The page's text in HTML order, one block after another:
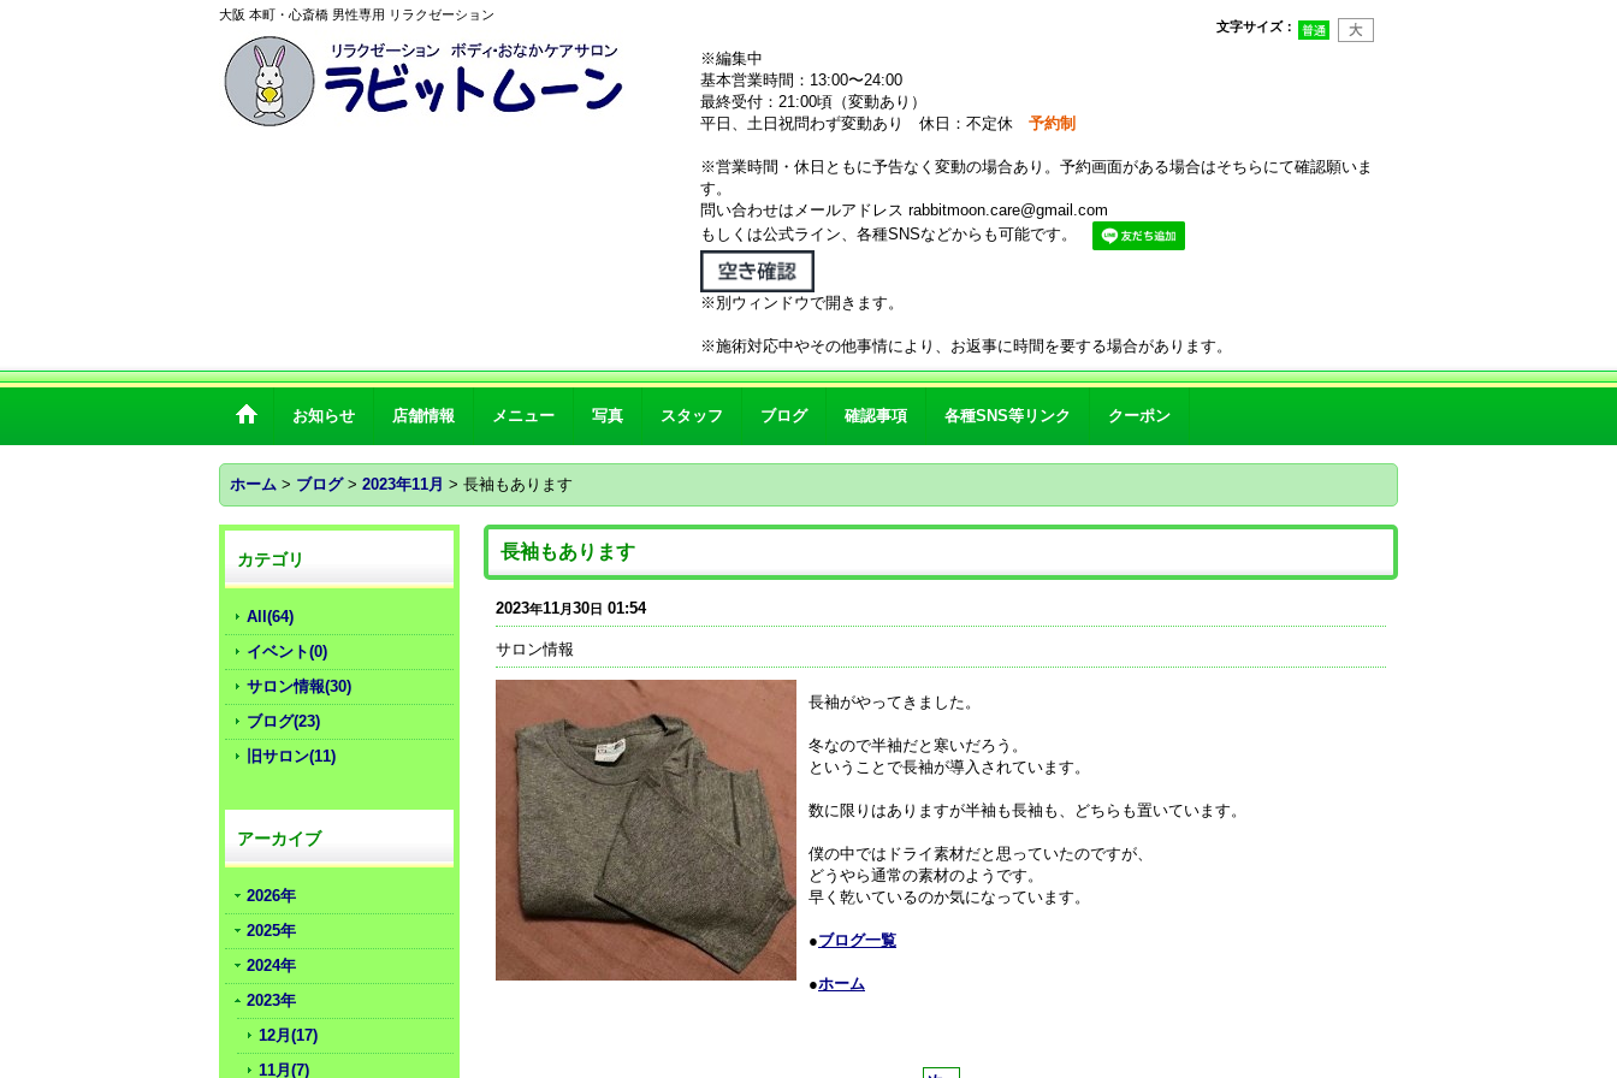
大阪 本町・心斎橋 男性専用 リラクゼーション
文字サイズ：
※編集中
基本営業時間：13:00〜24:00
最終受付：21:00頃（変動あり）
平日、土日祝問わず変動あり 休日：不定休 予約制
※営業時間・休日ともに予告なく変動の場合あり。予約画面がある場合はそちらにて確認願いま
す。
問い合わせはメールアドレス rabbitmoon.care@gmail.com
もしくは公式ライン、各種SNSなどからも可能です。
※別ウィンドウで開きます。
※施術対応中やその他事情により、お返事に時間を要する場合があります。
お知らせ 店舗情報 メニュー 写真 スタッフ ブログ 確認事項 各種SNS等リンク クーポン
ホーム > ブログ > 2023年11月 > 長袖もあります
カテゴリ
All(64)
イベント(0)
サロン情報(30)
ブログ(23)
旧サロン(11)
アーカイブ
2026年
2025年
2024年
2023年
12月(17)
11月(7)
長袖もあります
2023年11月30日 01:54
サロン情報
長袖がやってきました。
冬なので半袖だと寒いだろう。
ということで長袖が導入されています。
数に限りはありますが半袖も長袖も、どちらも置いています。
僕の中ではドライ素材だと思っていたのですが、
どうやら通常の素材のようです。
早く乾いているのか気になっています。
●ブログ一覧
●ホーム